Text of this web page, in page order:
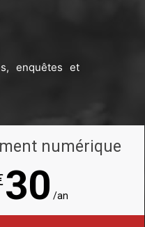
enquêtes et
numérique
30 /an